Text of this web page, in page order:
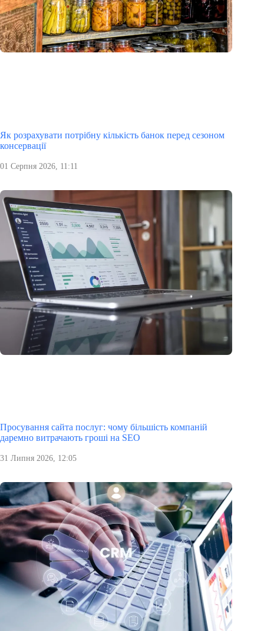
Як розрахувати потрібну кількість банок перед сезоном
консервації
01 Серпня 2026, 11:11
Просування сайта послуг: чому більшість компаній
даремно витрачають гроші на SEO
31 Липня 2026, 12:05